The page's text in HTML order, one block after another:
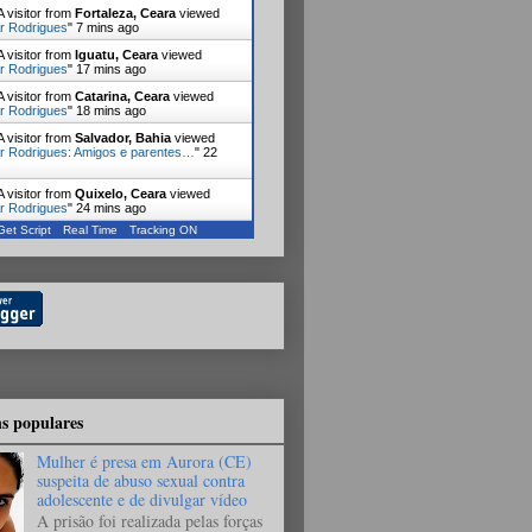
visitor from Fortaleza, Ceara viewed
Rodrigues" 7 mins ago
visitor from Iguatu, Ceara viewed
Rodrigues" 17 mins ago
visitor from Catarina, Ceara viewed
Rodrigues" 18 mins ago
visitor from Salvador, Bahia viewed
Rodrigues: Amigos e parentes… " 22
visitor from Quixelo, Ceara viewed
Rodrigues" 24 mins ago
visitor fromRosario, Cearaviewed
Script Real Time Tracking ON
populares
Mulher é presa em Aurora (CE)
suspeita de abuso sexual contra
adolescente e de divulgar vídeo
A prisão foi realizada pelas forças